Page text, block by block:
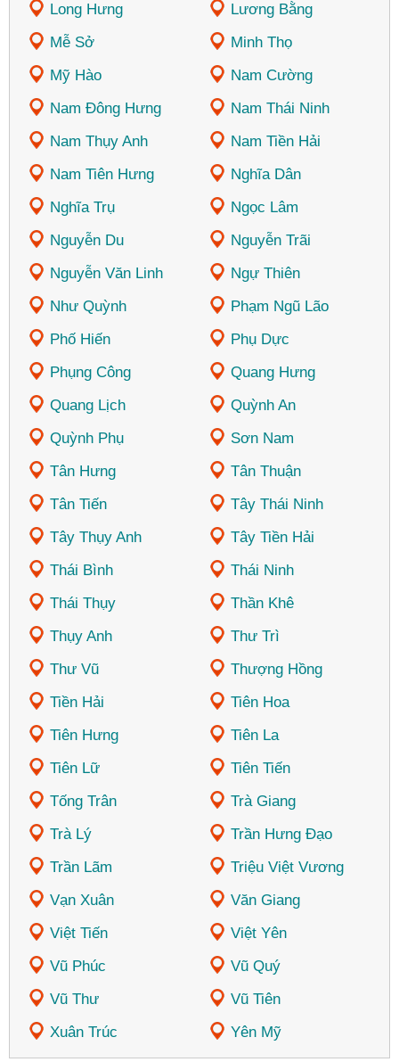
Long Hưng
Lương Bằng
Mễ Sở
Minh Thọ
Mỹ Hào
Nam Cường
Nam Đông Hưng
Nam Thái Ninh
Nam Thụy Anh
Nam Tiền Hải
Nam Tiên Hưng
Nghĩa Dân
Nghĩa Trụ
Ngọc Lâm
Nguyễn Du
Nguyễn Trãi
Nguyễn Văn Linh
Ngự Thiên
Như Quỳnh
Phạm Ngũ Lão
Phố Hiến
Phụ Dực
Phụng Công
Quang Hưng
Quang Lịch
Quỳnh An
Quỳnh Phụ
Sơn Nam
Tân Hưng
Tân Thuận
Tân Tiến
Tây Thái Ninh
Tây Thụy Anh
Tây Tiền Hải
Thái Bình
Thái Ninh
Thái Thụy
Thần Khê
Thụy Anh
Thư Trì
Thư Vũ
Thượng Hồng
Tiền Hải
Tiên Hoa
Tiên Hưng
Tiên La
Tiên Lữ
Tiên Tiến
Tống Trân
Trà Giang
Trà Lý
Trần Hưng Đạo
Trần Lãm
Triệu Việt Vương
Vạn Xuân
Văn Giang
Việt Tiến
Việt Yên
Vũ Phúc
Vũ Quý
Vũ Thư
Vũ Tiên
Xuân Trúc
Yên Mỹ